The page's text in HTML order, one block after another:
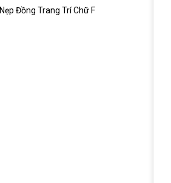
Nẹp Đồng Trang Trí Chữ F